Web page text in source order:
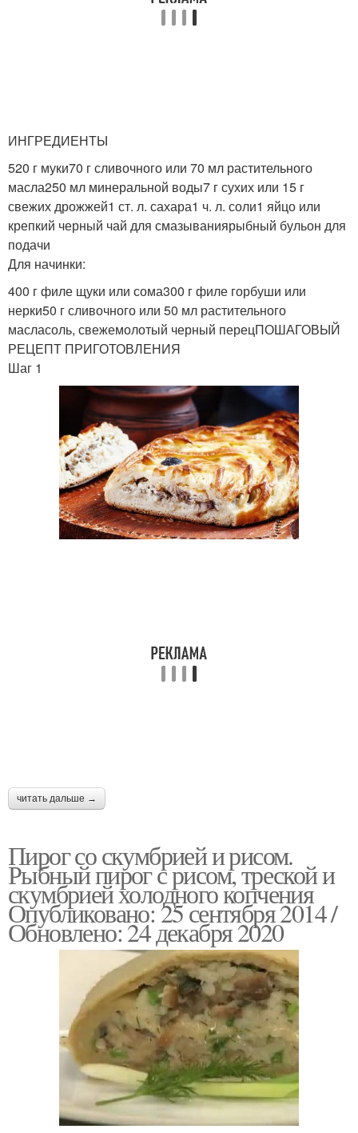
Слоёный пирог
Начинка для пирога Быстрый пирог
Пирог с рыбой Рисовый пирог
ИНГРЕДИЕНТЫ
520 г муки70 г сливочного или 70 мл растительного
масла250 мл минеральной воды7 г сухих или 15 г
свежих дрожжей1 ст. л. сахара1 ч. л. соли1 яйцо или
крепкий черный чай для смазываниярыбный бульон для
подачи
Для начинки:
400 г филе щуки или сома300 г филе горбуши или
нерки50 г сливочного или 50 мл растительного
масласоль, свежемолотый черный перецПОШАГОВЫЙ
РЕЦЕПТ ПРИГОТОВЛЕНИЯ
Шаг 1
читать дальше →
Пирог со скумбрией и рисом.
Рыбный пирог с рисом, треской и
скумбрией холодного копчения
Опубликовано: 25 сентября 2014 /
Обновлено: 24 декабря 2020